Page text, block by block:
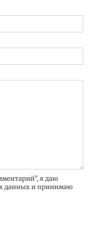
я даю
данных и принимаю